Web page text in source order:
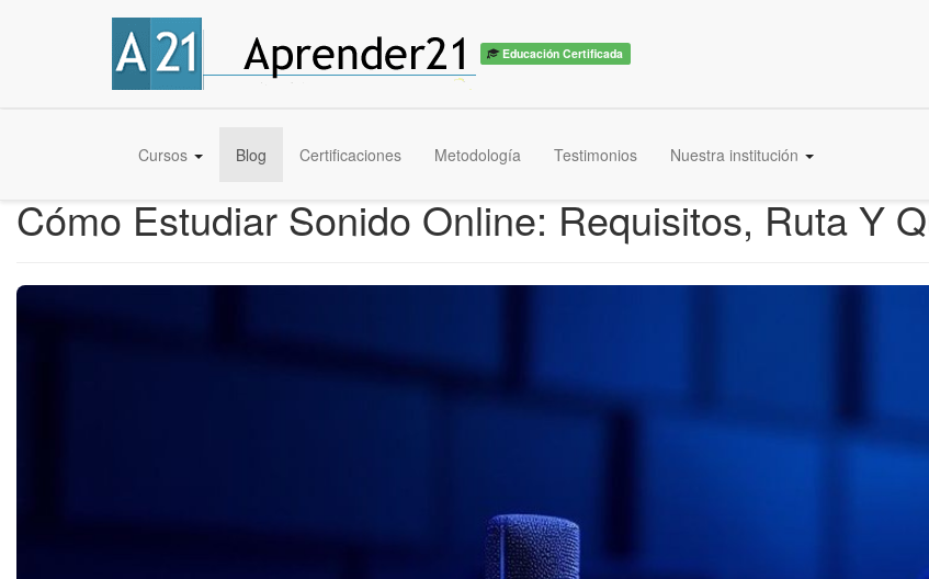
Educación Certificada
Cursos Blog Certificaciones Metodología Testimonios Nuestra institución
Cómo Estudiar Sonido Online: Requisitos, Ruta Y